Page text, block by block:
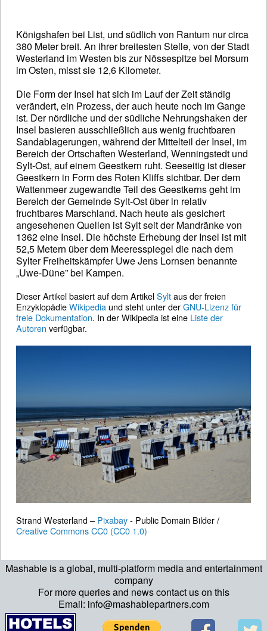
Mashable is a global, multi-platform media and entertainment
company
For more queries and news contact us on this
Email: info@mashablepartners.com
Königshafen bei List, und südlich von Rantum nur circa
380 Meter breit. An ihrer breitesten Stelle, von der Stadt
Westerland im Westen bis zur Nössespitze bei Morsum
im Osten, misst sie 12,6 Kilometer.
Die Form der Insel hat sich im Lauf der Zeit ständig
verändert, ein Prozess, der auch heute noch im Gange
ist. Der nördliche und der südliche Nehrungshaken der
Insel basieren ausschließlich aus wenig fruchtbaren
Sandablagerungen, während der Mittelteil der Insel, im
Bereich der Ortschaften Westerland, Wenningstedt und
Sylt-Ost, auf einem Geestkern ruht. Seeseitig ist dieser
Geestkern in Form des Roten Kliffs sichtbar. Der dem
Wattenmeer zugewandte Teil des Geestkerns geht im
Bereich der Gemeinde Sylt-Ost über in relativ
fruchtbares Marschland. Nach heute als gesichert
angesehenen Quellen ist Sylt seit der Mandränke von
1362 eine Insel. Die höchste Erhebung der Insel ist mit
52,5 Metern über dem Meeresspiegel die nach dem
Sylter Freiheitskämpfer Uwe Jens Lornsen benannte
„Uwe-Düne” bei Kampen.
Dieser Artikel basiert auf dem ArtikelSyltaus der freien
EnzyklopädieWikipedia und steht unter derGNU-Lizenz für
freie Dokumentation. In der Wikipedia ist eine Liste der
Autoren verfügbar.
Strand Westerland – Pixabay- Public Domain Bilder /
Creative Commons CC0 (CC0 1.0)